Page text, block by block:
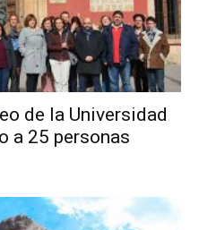
de la Universidad
a 25 personas